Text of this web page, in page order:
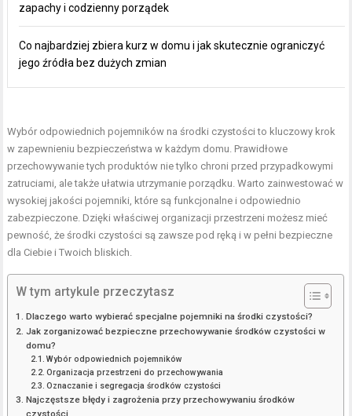
zapachy i codzienny porządek
Co najbardziej zbiera kurz w domu i jak skutecznie ograniczyć
jego źródła bez dużych zmian
Wybór odpowiednich pojemników na środki czystości to kluczowy krok
w zapewnieniu bezpieczeństwa w każdym domu. Prawidłowe
przechowywanie tych produktów nie tylko chroni przed przypadkowymi
zatruciami, ale także ułatwia utrzymanie porządku. Warto zainwestować w
wysokiej jakości pojemniki, które są funkcjonalne i odpowiednio
zabezpieczone. Dzięki właściwej organizacji przestrzeni możesz mieć
pewność, że środki czystości są zawsze pod ręką i w pełni bezpieczne
dla Ciebie i Twoich bliskich.
W tym artykule przeczytasz
Dlaczego warto wybierać specjalne pojemniki na środki czystości?
Jak zorganizować bezpieczne przechowywanie środków czystości w
domu?
Wybór odpowiednich pojemników
Organizacja przestrzeni do przechowywania
Oznaczanie i segregacja środków czystości
Najczęstsze błędy i zagrożenia przy przechowywaniu środków
czystości